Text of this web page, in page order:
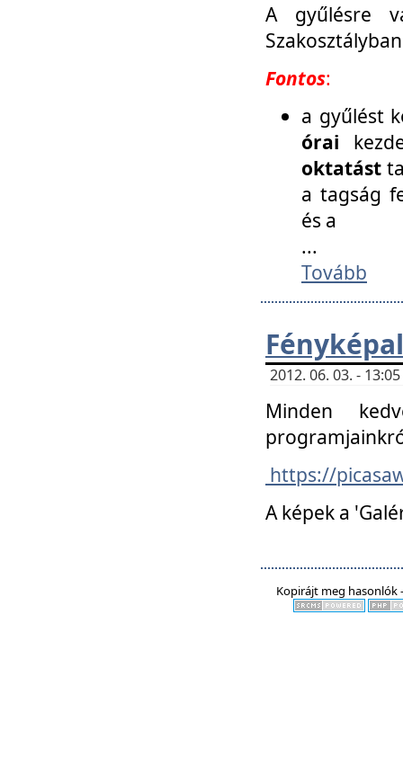
A gyűlésre
Fontos:
a gyűlést
órai
oktatást
a tagság
és a
...
Tovább
2012. 06. 03. -
Minden
https://
A képek a
Kopirájt meg hasonlók